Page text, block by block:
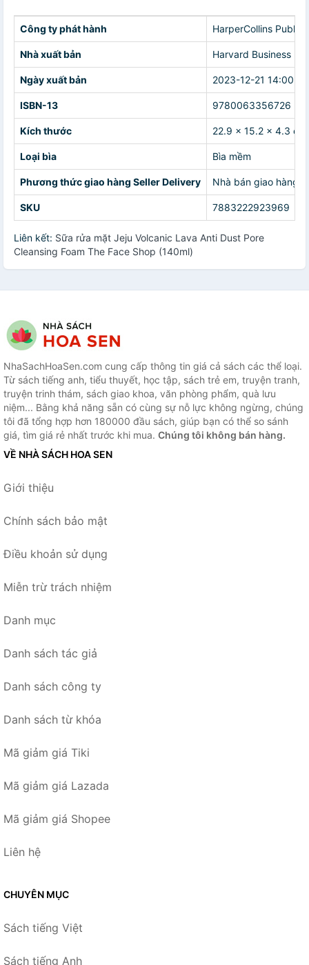
Công ty phát hành HarperCollins
Nhà xuất bản Harvard Business
Ngày xuất bản 2023-12-21 14:00:00
ISBN-13 9780063356726
Kích thước 22.9 x 15.2 x 4.3 cm
Loại bìa Bìa mềm
Phương thức giao hàng Seller Delivery Nhà bán giao hàng
SKU 7883222923969
Liên kết: Sữa rửa mặt Jeju Volcanic Lava Anti Dust Pore
Cleansing Foam The Face Shop (140ml)
NhaSachHoaSen.com cung cấp thông tin giá cả sách các thể loại.
Từ sách tiếng anh, tiểu thuyết, học tập, sách trẻ em, truyện tranh,
truyện trinh thám, sách giao khoa, văn phòng phẩm, quà lưu
niệm... Bằng khả năng sẵn có cùng sự nỗ lực không ngừng, chúng
tôi đã tổng hợp hơn 180000 đầu sách, giúp bạn có thể so sánh
giá, tìm giá rẻ nhất trước khi mua. Chúng tôi không bán hàng.
VỀ NHÀ SÁCH HOA SEN
Giới thiệu
Chính sách bảo mật
Điều khoản sử dụng
Miễn trừ trách nhiệm
Danh mục
Danh sách tác giả
Danh sách công ty
Danh sách từ khóa
Mã giảm giá Tiki
Mã giảm giá Lazada
Mã giảm giá Shopee
Liên hệ
CHUYÊN MỤC
Sách tiếng Việt
Sách tiếng Anh